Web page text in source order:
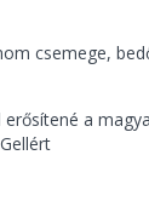
csemege,
a